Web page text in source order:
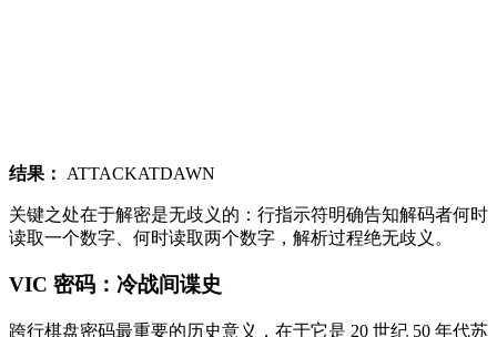
结果： ATTACKATDAWN
关键之处在于解密是无歧义的：行指示符明确告知解码者何时
读取一个数字、何时读取两个数字，解析过程绝无歧义。
VIC 密码：冷战间谍史
跨行棋盘密码最重要的历史意义，在于它是 20 世纪 50 年代苏